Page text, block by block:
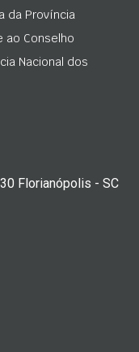
da Província
ao Conselho
Nacional dos
Florianópolis - SC